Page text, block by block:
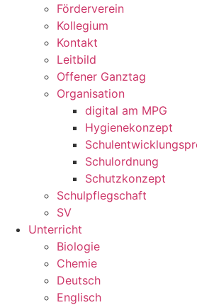
Förderverein
Kollegium
Kontakt
Leitbild
Offener Ganztag
Organisation
digital am MPG
Hygienekonzept
Schulordnung
Schutzkonzept
Schulpflegschaft
SV
Unterricht
Biologie
Chemie
Deutsch
Englisch